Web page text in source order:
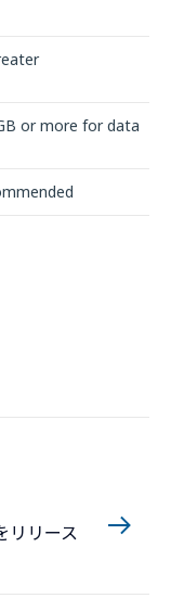
or more for data
リリース